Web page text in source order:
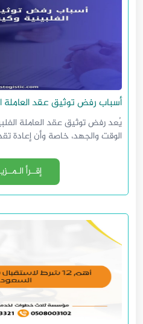
أسباب رفض توثيق عقد العاملة
يُعد رفض توثيق عقد العاملة
الوقت والجهد، خاصة وأن إعادة
إقــرأ